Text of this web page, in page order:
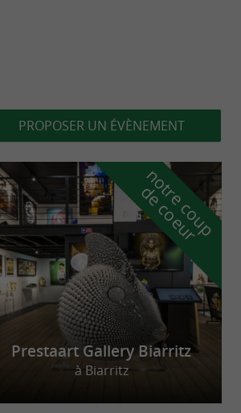
PROPOSER UN ÉVÈNEMENT
n
o
t
r
e
c
o
u
p
d
e
c
o
e
u
r
Prestaart Gallery Biarritz
à Biarritz